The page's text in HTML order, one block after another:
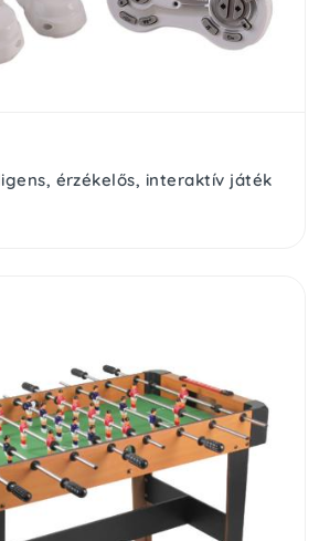
érzékelős, interaktív játék